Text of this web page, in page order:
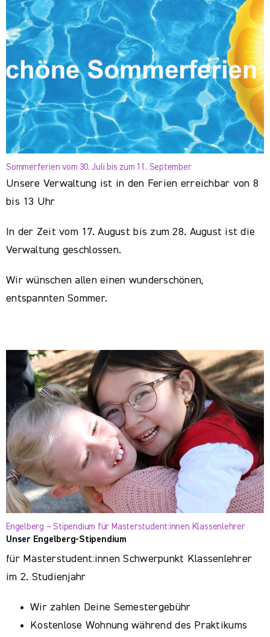
Sommerferien vom 30. Juli bis zum 11. September
Unsere Verwaltung ist in den Ferien erreichbar von 8
bis 13 Uhr
In der Zeit vom 17. August bis zum 28. August ist die
Verwaltung geschlossen.
Wir wünschen allen einen wunderschönen,
entspannten Sommer.
Engelberg – Stipendium für Masterstudent:innen Klassenlehrer
Unser Engelberg-Stipendium
für Masterstudent:innen Schwerpunkt Klassenlehrer
im 2. Studienjahr
Wir zahlen Deine Semestergebühr
Kostenlose Wohnung während des Praktikums